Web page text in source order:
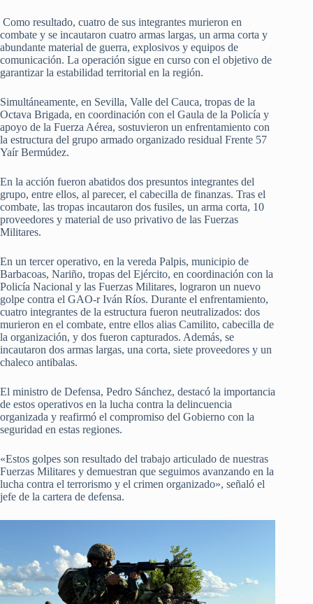
Como resultado, cuatro de sus integrantes murieron en
combate y se incautaron cuatro armas largas, un arma corta y
abundante material de guerra, explosivos y equipos de
comunicación. La operación sigue en curso con el objetivo de
garantizar la estabilidad territorial en la región.
Simultáneamente, en Sevilla, Valle del Cauca, tropas de la
Octava Brigada, en coordinación con el Gaula de la Policía y
apoyo de la Fuerza Aérea, sostuvieron un enfrentamiento con
la estructura del grupo armado organizado residual Frente 57
Yaír Bermúdez.
En la acción fueron abatidos dos presuntos integrantes del
grupo, entre ellos, al parecer, el cabecilla de finanzas. Tras el
combate, las tropas incautaron dos fusiles, un arma corta, 10
proveedores y material de uso privativo de las Fuerzas
Militares.
En un tercer operativo, en la vereda Palpis, municipio de
Barbacoas, Nariño, tropas del Ejército, en coordinación con la
Policía Nacional y las Fuerzas Militares, lograron un nuevo
golpe contra el GAO-r Iván Ríos. Durante el enfrentamiento,
cuatro integrantes de la estructura fueron neutralizados: dos
murieron en el combate, entre ellos alias Camilito, cabecilla de
la organización, y dos fueron capturados. Además, se
incautaron dos armas largas, una corta, siete proveedores y un
chaleco antibalas.
El ministro de Defensa, Pedro Sánchez, destacó la importancia
de estos operativos en la lucha contra la delincuencia
organizada y reafirmó el compromiso del Gobierno con la
seguridad en estas regiones.
«Estos golpes son resultado del trabajo articulado de nuestras
Fuerzas Militares y demuestran que seguimos avanzando en la
lucha contra el terrorismo y el crimen organizado», señaló el
jefe de la cartera de defensa.